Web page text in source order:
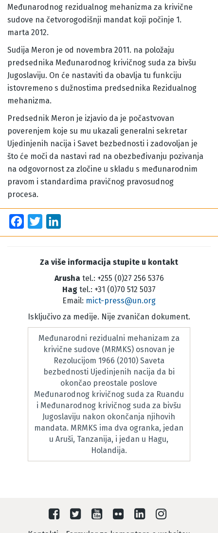
Međunarodnog rezidualnog mehanizma za krivične
sudove na četvorogodišnji mandat koji počinje 1.
marta 2012.
Sudija Meron je od novembra 2011. na položaju
predsednika Međunarodnog krivičnog suda za bivšu
Jugoslaviju. On će nastaviti da obavlja tu funkciju
istovremeno s dužnostima predsednika Rezidualnog
mehanizma.
Predsednik Meron je izjavio da je počastvovan
poverenjem koje su mu ukazali generalni sekretar
Ujedinjenih nacija i Savet bezbednosti i zadovoljan je
što će moči da nastavi rad na obezbeđivanju pozivanja
na odgovornost za zločine u skladu s međunarodnim
pravom i standardima pravičnog pravosudnog
procesa.
Facebook
Twitter
Za više informacija stupite u kontakt
Arusha tel.: +255 (0)27 256 5376
Hag tel.: +31 (0)70 512 5037
Email: mict-press@un.org
Isključivo za medije. Nije zvaničan dokument.
Međunarodni rezidualni mehanizam za
krivične sudove (MRMKS) osnovan je
Rezolucijom 1966 (2010) Saveta
bezbednosti Ujedinjenih nacija da bi
okončao preostale poslove
Međunarodnog krivičnog suda za Ruandu
i Međunarodnog krivičnog suda za bivšu
Jugoslaviju nakon okončanja njihovih
mandata. MRMKS ima dva ogranka, jedan
u Aruši, Tanzanija, i jedan u Hagu,
Holandija.